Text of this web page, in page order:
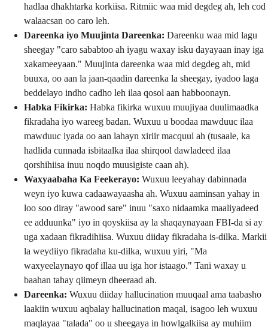
hadlaa dhakhtarka korkiisa. Ritmiic waa mid degdeg ah, leh cod
walaacsan oo caro leh.
Dareenka iyo Muujinta Dareenka: Dareenku waa mid lagu
sheegay "caro sababtoo ah iyagu waxay isku dayayaan inay iga
xakameeyaan." Muujinta dareenka waa mid degdeg ah, mid
buuxa, oo aan la jaan-qaadin dareenka la sheegay, iyadoo laga
beddelayo indho cadho leh ilaa qosol aan habboonayn.
Habka Fikirka: Habka fikirka wuxuu muujiyaa duulimaadka
fikradaha iyo wareeg badan. Wuxuu u boodaa mawduuc ilaa
mawduuc iyada oo aan lahayn xiriir macquul ah (tusaale, ka
hadlida cunnada isbitaalka ilaa shirqool dawladeed ilaa
qorshihiisa inuu noqdo muusigiste caan ah).
Waxyaabaha Ka Feekerayo: Wuxuu leeyahay dabinnada
weyn iyo kuwa cadaawayaasha ah. Wuxuu aaminsan yahay in
loo soo diray "awood sare" inuu "saxo nidaamka maaliyadeed
ee adduunka" iyo in qoyskiisa ay la shaqaynayaan FBI-da si ay
uga xadaan fikradihiisa. Wuxuu diiday fikradaha is-dilka. Markii
la weydiiyo fikradaha ku-dilka, wuxuu yiri, "Ma
waxyeelaynayo qof illaa uu iga hor istaago." Tani waxay u
baahan tahay qiimeyn dheeraad ah.
Dareenka: Wuxuu diiday hallucination muuqaal ama taabasho
laakiin wuxuu aqbalay hallucination maqal, isagoo leh wuxuu
maqlayaa "talada" oo u sheegaya in howlgalkiisa ay muhiim